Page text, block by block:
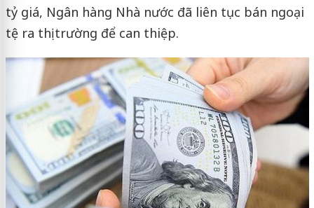
tỷ giá, Ngân hàng Nhà nước đã liên tục bán ngoại
tệ ra thị trường để can thiệp.